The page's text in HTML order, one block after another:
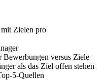
Zielen pro
Bewerbungen versus Ziele
als das Ziel offen stehen
5-Quellen